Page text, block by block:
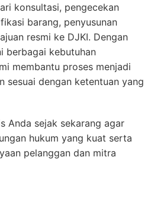
konsultasi, pengecekan
barang, penyusunan
resmi ke DJKI. Dengan
berbagai kebutuhan
membantu proses menjadi
sesuai dengan ketentuan yang
Anda sejak sekarang agar
hukum yang kuat serta
pelanggan dan mitra